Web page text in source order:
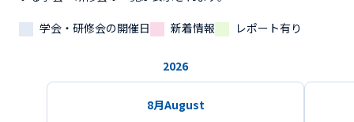
学会・研修会の開催日
新着情報 レポート有り
2026
8月August